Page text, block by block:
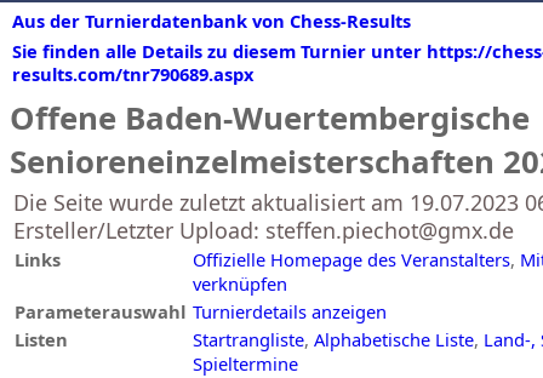
Aus der Turnierdatenbank von Chess-Results
Sie finden alle Details zu diesem Turnier unter https://
results.com/tnr790689.aspx
Offene Baden-Wuertembergische
Senioreneinzelmeisterschaften
Die Seite wurde zuletzt aktualisiert am 19.07.2023
Ersteller/Letzter Upload: steffen.piechot@gmx.de
Links Offizielle Homepage des Veranstalters,
verknüpfen
Parameterauswahl Turnierdetails anzeigen
Listen
Startrangliste, Alphabetische Liste, Land-,
Spieltermine